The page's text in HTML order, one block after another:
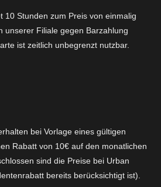
10 Stunden zum Preis von einmalig
unserer Filiale gegen Barzahlung
ist zeitlich unbegrenzt nutzbar.
bei Vorlage eines gültigen
Rabatt von 10€ auf den monatlichen
sind die Preise bei Urban
bereits berücksichtigt ist).